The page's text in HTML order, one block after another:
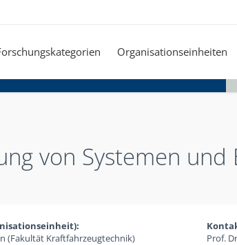
Organisationseinheiten
von Systemen
(Fakultät Kraftfahrzeugtechnik)
Prof.